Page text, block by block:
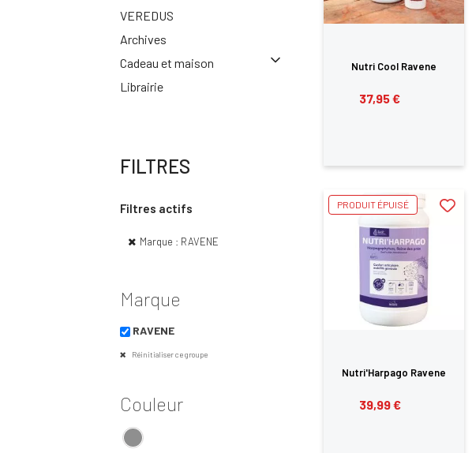
VEREDUS
Archives
Cadeau et maison
Librairie
FILTRES
Filtres actifs
Marque : RAVENE
Marque
RAVENE
Réinitialiser ce groupe
Couleur
Nutri Cool Ravene
37,95 €
Nutri'Harpago Ravene
39,99 €
PRODUIT ÉPUISÉ